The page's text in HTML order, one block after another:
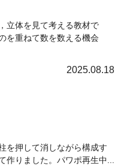
立体を見て考える教材で
を重ねて数を数える機会
2025.08.18
を押して消しながら構成す
作りました。パワポ再生中...